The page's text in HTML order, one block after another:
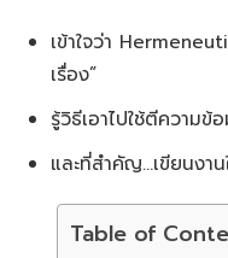
เข้าใจว่า
เรื่อง”
รู้วิธีเอาไปใช้ตีความข้
และที่สำคัญ…เขียนงา
Table of